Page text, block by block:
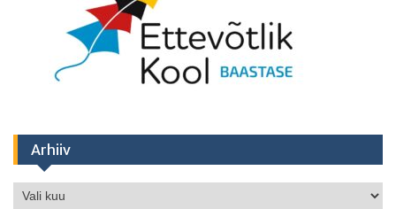
Arhiiv
Arhiiv